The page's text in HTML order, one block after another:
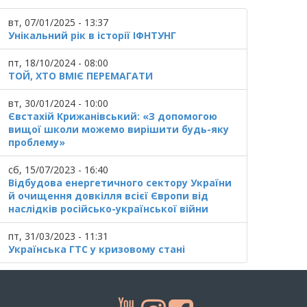
вт, 07/01/2025 - 13:37
Унікальний рік в історії ІФНТУНГ
пт, 18/10/2024 - 08:00
ТОЙ, ХТО ВМІЄ ПЕРЕМАГАТИ
вт, 30/01/2024 - 10:00
Євстахій Крижанівський: «З допомогою
вищої школи можемо вирішити будь-яку
проблему»
сб, 15/07/2023 - 16:40
Відбудова енергетичного сектору України
й очищення довкілля всієї Європи від
наслідків російсько-української війни
пт, 31/03/2023 - 11:31
Українська ГТС у кризовому стані